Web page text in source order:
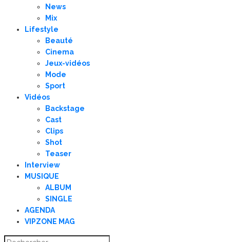
News
Mix
Lifestyle
Beauté
Cinema
Jeux-vidéos
Mode
Sport
Vidéos
Backstage
Cast
Clips
Shot
Teaser
Interview
MUSIQUE
ALBUM
SINGLE
AGENDA
VIPZONE MAG